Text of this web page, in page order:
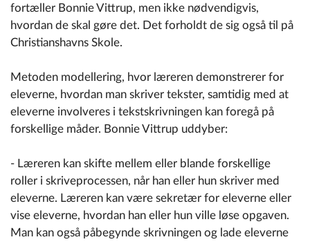
fortæller Bonnie Vittrup, men ikke nødvendigvis,
hvordan de skal gøre det. Det forholdt de sig også til på
Christianshavns Skole.
Metoden modellering, hvor læreren demonstrerer for
eleverne, hvordan man skriver tekster, samtidig med at
eleverne involveres i tekstskrivningen kan foregå på
forskellige måder. Bonnie Vittrup uddyber:
- Læreren kan skifte mellem eller blande forskellige
roller i skriveprocessen, når han eller hun skriver med
eleverne. Læreren kan være sekretær for eleverne eller
vise eleverne, hvordan han eller hun ville løse opgaven.
Man kan også påbegynde skrivningen og lade eleverne